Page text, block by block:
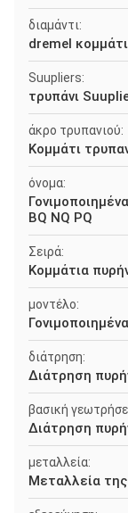
διαμάντι:
dremel
Suupliers:
τρυπάνι
άκρο τρυπανιού:
Κομμάτι
όνομα:
BQ NQ PQ
Σειρά:
Κομμάτια
μοντέλο:
διάτρηση:
Διάτρηση
βασική
Διάτρηση
μεταλλεία:
Μεταλλεία